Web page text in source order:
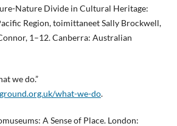
Nature Divide in Cultural Heritage:
Region, toimittaneet Sally Brockwell,
1–12. Canberra: Australian
we do.”
what-we-do.
A Sense of Place. London: